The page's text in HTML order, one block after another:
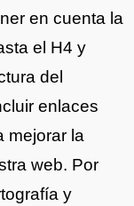
en cuenta la
el H4 y
del
enlaces
mejorar la
web. Por
y